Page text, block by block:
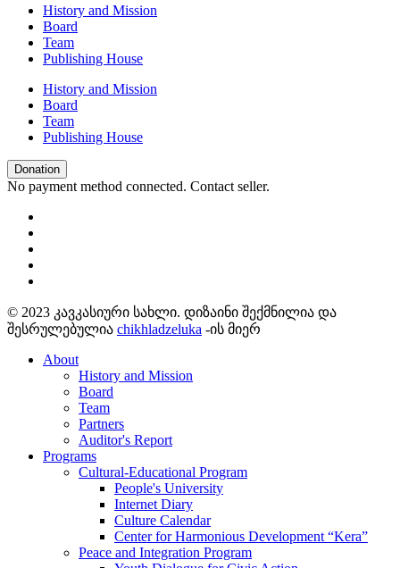
History and Mission
Board
Team
Publishing House
History and Mission
Board
Team
Publishing House
Donation
No payment method connected. Contact seller.
© 2023 კავკასიური სახლი. დიზაინი შექმნილია და
შესრულებულია chikhladzeluka -ის მიერ
About
History and Mission
Board
Team
Partners
Auditor's Report
Programs
Cultural-Educational Program
People's University
Internet Diary
Culture Calendar
Center for Harmonious Development “Kera”
Peace and Integration Program